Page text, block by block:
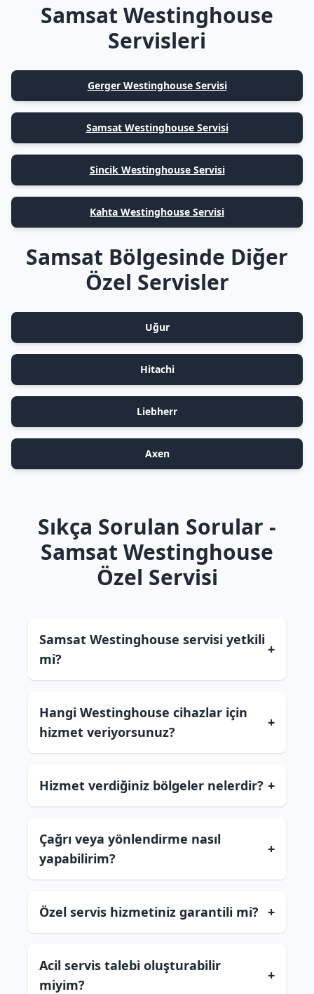
Samsat Westinghouse
Servisleri
Gerger Westinghouse Servisi
Samsat Westinghouse Servisi
Sincik Westinghouse Servisi
Kahta Westinghouse Servisi
Samsat Bölgesinde Diğer
Özel Servisler
Uğur
Hitachi
Liebherr
Axen
Sıkça Sorulan Sorular -
Samsat Westinghouse
Özel Servisi
Samsat Westinghouse servisi yetkili
mi?
+
Hangi Westinghouse cihazlar için
hizmet veriyorsunuz?
+
Hizmet verdiğiniz bölgeler nelerdir? +
Çağrı veya yönlendirme nasıl
yapabilirim?
+
Özel servis hizmetiniz garantili mi? +
Acil servis talebi oluşturabilir
miyim?
+